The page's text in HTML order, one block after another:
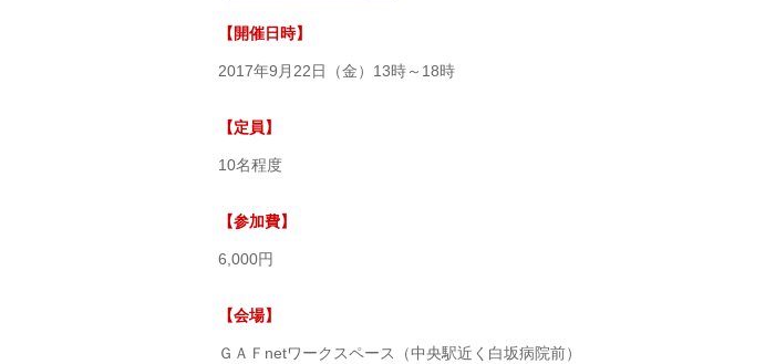
【開催日時】
2017年9月22日（金）13時～18時
【定員】
10名程度
【参加費】
6,000円
【会場】
ＧＡＦnetワークスペース（中央駅近く白坂病院前）